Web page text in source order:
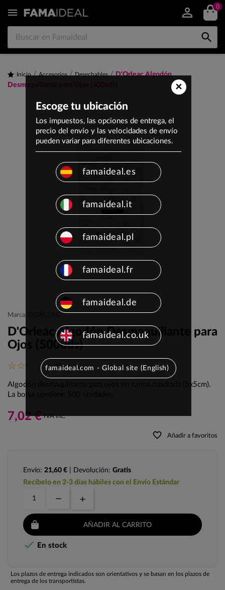
 0

Inicio Accesorios Desechables
D'Orleac Algodón
Desmaquillante para Ojos (500uds)
Marca: D'ORLEAC
D'Orleac Algodón Desmaquillante para
Ojos (500uds)
(0)
Algodón desmaquillante para ojos en forma cuadrada (5x5cm).
La bolsa contiene 500 unidades.
7,02 € IVA inc.
favorite_border Añadir a favoritos
Envío: 21,60 € | Devolución: Gratis
Recíbelo en 2-3 días hábiles con el Envío Estándar
AÑADIR AL CARRITO
 En stock
Los plazos de entrega indicados son orientativos y se basan en los plazos de
entrega de los transportistas.
×
Escoge tu ubicación
Los impuestos, las opciones de entrega, el
precio del envío y las velocidades de envío
pueden variar para diferentes ubicaciones.
famaideal.es
famaideal.it
famaideal.pl
famaideal.fr
famaideal.de
famaideal.co.uk
famaideal.com - Global site (English)